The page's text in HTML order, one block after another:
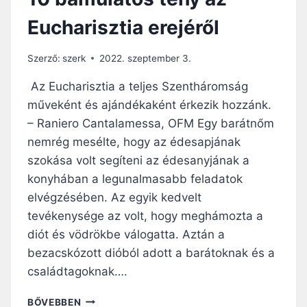
Eucharisztia erejéről
Szerző: szerk 2022. szeptember 3.
Az Eucharisztia a teljes Szentháromság
műveként és ajándékaként érkezik hozzánk.
– Raniero Cantalamessa, OFM Egy barátnőm
nemrég mesélte, hogy az édesapjának
szokása volt segíteni az édesanyjának a
konyhában a legunalmasabb feladatok
elvégzésében. Az egyik kedvelt
tevékenysége az volt, hogy meghámozta a
diót és vödrökbe válogatta. Aztán a
bezacskózott dióból adott a barátoknak és a
családtagoknak….
BŐVEBBEN 1